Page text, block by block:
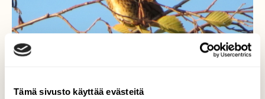
Tämä sivusto käyttää evästeitä